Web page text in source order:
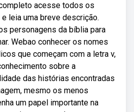
acesse todos os
leia uma breve descrição.
personagens da bíblia para
Webao conhecer os nomes
que começam com a letra v,
sobre a
das histórias encontradas
mesmo os menos
um papel importante na